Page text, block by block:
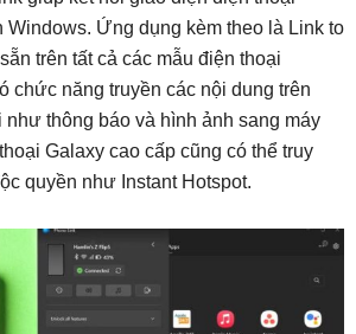
Windows. Ứng dụng kèm theo là Link to
trên tất cả các mẫu điện thoại
chức năng truyền các nội dung trên
như thông báo và hình ảnh sang máy
Galaxy cao cấp cũng có thể truy
quyền như Instant Hotspot.